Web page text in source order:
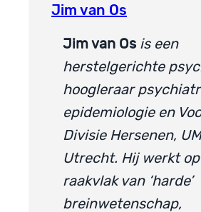
Jim van Os
Jim van Os is een
herstelgerichte
hoogleraar
epidemiologie en
Divisie Hersenen,
Utrecht. Hij werkt
raakvlak van ‘harde’
breinwetenschap,